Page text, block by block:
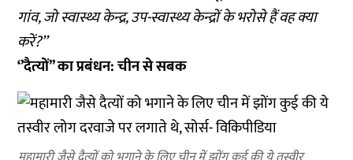
गांव, जो स्वास्थ्य केन्द्र, उप-स्वास्थ्य केन्द्रों के भरोसे हैं वह क्या
करें?’’
‘’दैत्‍यों’’ का प्रबंधन: चीन से सबक